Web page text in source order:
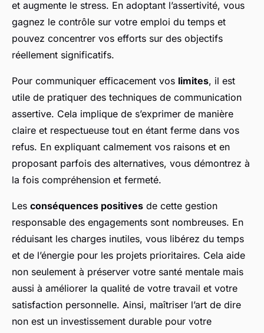
et augmente le stress. En adoptant l’assertivité, vous
gagnez le contrôle sur votre emploi du temps et
pouvez concentrer vos efforts sur des objectifs
réellement significatifs.
Pour communiquer efficacement vos limites, il est
utile de pratiquer des techniques de communication
assertive. Cela implique de s’exprimer de manière
claire et respectueuse tout en étant ferme dans vos
refus. En expliquant calmement vos raisons et en
proposant parfois des alternatives, vous démontrez à
la fois compréhension et fermeté.
Les conséquences positives de cette gestion
responsable des engagements sont nombreuses. En
réduisant les charges inutiles, vous libérez du temps
et de l’énergie pour les projets prioritaires. Cela aide
non seulement à préserver votre santé mentale mais
aussi à améliorer la qualité de votre travail et votre
satisfaction personnelle. Ainsi, maîtriser l’art de dire
non est un investissement durable pour votre